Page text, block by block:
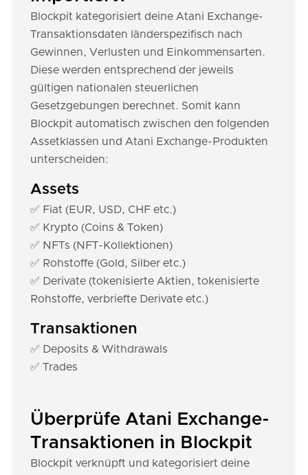
Blockpit kategorisiert deine Atani Exchange-
Transaktionsdaten länderspezifisch nach
Gewinnen, Verlusten und Einkommensarten.
Diese werden entsprechend der jeweils
gültigen nationalen steuerlichen
Gesetzgebungen berechnet. Somit kann
Blockpit automatisch zwischen den folgenden
Assetklassen und Atani Exchange-Produkten
unterscheiden:
Assets
✅ Fiat (EUR, USD, CHF etc.)
✅ Krypto (Coins & Token)
✅ NFTs (NFT-Kollektionen)
✅ Rohstoffe (Gold, Silber etc.)
✅ Derivate (tokenisierte Aktien, tokenisierte
Rohstoffe, verbriefte Derivate etc.)
Transaktionen
✅ Deposits & Withdrawals
✅ Trades
Überprüfe Atani Exchange-
Transaktionen in Blockpit
Blockpit verknüpft und kategorisiert deine